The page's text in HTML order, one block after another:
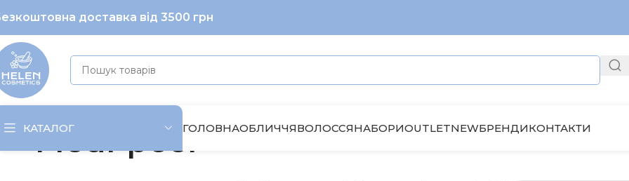
доставка від 3500 грн
КАТАЛОГ ГОЛОВНАОБЛИЧЧЯВОЛОССЯНАБОРИOUTLETNEWБРЕНДИКОНТАКТИ
Medi-peel